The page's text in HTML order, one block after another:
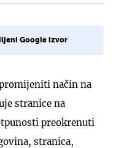
Google izvor
način na
stranice na
preokrenuti
stranica,